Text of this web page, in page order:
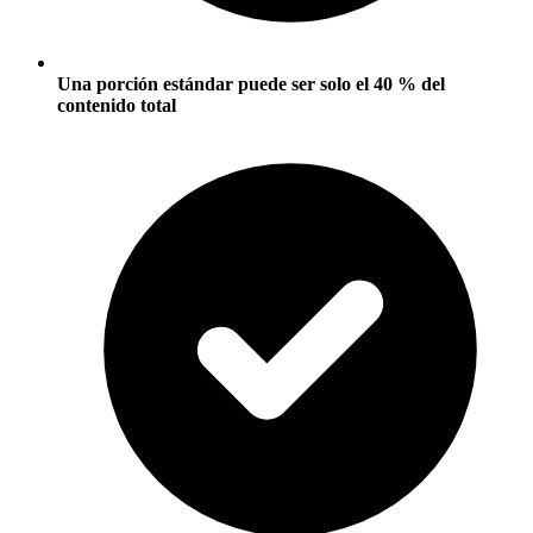
Una porción estándar puede ser solo el 40 % del
contenido total